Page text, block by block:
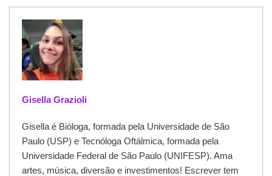
Gisella Grazioli
Gisella é Bióloga, formada pela Universidade de São
Paulo (USP) e Tecnóloga Oftálmica, formada pela
Universidade Federal de São Paulo (UNIFESP). Ama
artes, música, diversão e investimentos! Escrever tem